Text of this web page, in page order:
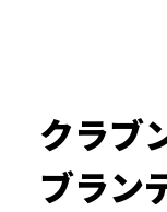
クラブ
ブラン